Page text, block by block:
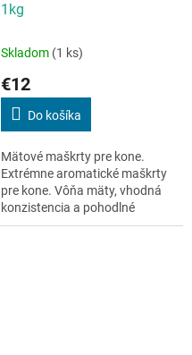
1kg
Skladom (1 ks)
€12
Do košíka
Mätové maškrty pre kone.
Extrémne aromatické maškrty
pre kone. Vôňa mäty, vhodná
konzistencia a pohodlné
balenie splní očakávania koňa i